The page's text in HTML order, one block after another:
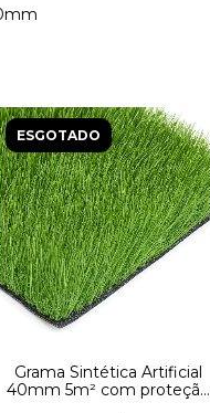
ESGOTADO
Grama Sintética Artificial
40mm 5m² com proteção